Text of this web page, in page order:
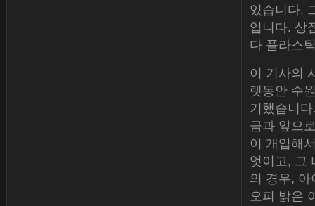
있습니다.
입니다. 상
다 플라스
이 기사의
랫동안 수
기했습니
금과 앞으
이 개입해
엇이고, 그
의 경우,
오피 밝은